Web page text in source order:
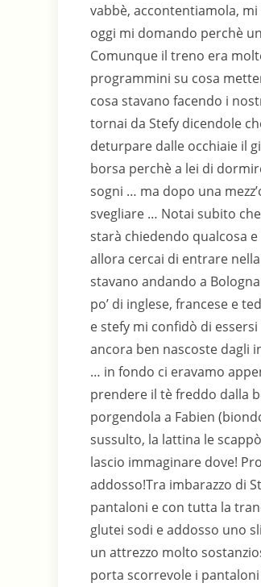
vabbè, accontentiamola,
oggi mi domando perchè
Comunque il treno era
programmini su cosa
cosa stavano facendo i
tornai da Stefy dicendole
deturpare dalle occhiaie il
borsa perchè a lei di
sogni … ma dopo una
svegliare … Notai subito
starà chiedendo qualcosa
allora cercai di entrare
stavano andando a
po’ di inglese, francese e
e stefy mi confidò di
ancora ben nascoste dagli
… in fondo ci eravamo
prendere il tè freddo dalla
porgendola a Fabien
sussulto, la lattina le
lascio immaginare dove!
addosso!Tra imbarazzo di
pantaloni e con tutta la
glutei sodi e addosso uno
un attrezzo molto
porta scorrevole i